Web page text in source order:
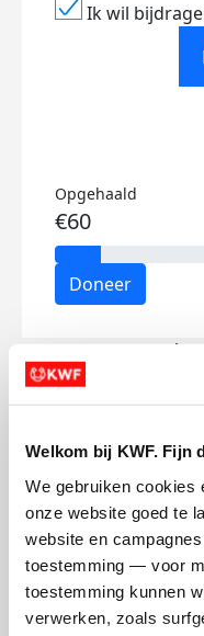
Welkom bij KWF. Fijn
We gebruiken cookies
onze website goed te
website en
toestemming — voor
toestemming kunnen
verwerken, zoals
Ik wil
Opgehaald
€60
Doneer